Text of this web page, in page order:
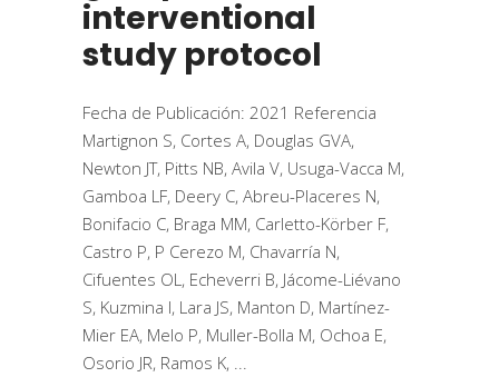
interventional
study protocol
Fecha de Publicación: 2021 Referencia
Martignon S, Cortes A, Douglas GVA,
Newton JT, Pitts NB, Avila V, Usuga-Vacca M,
Gamboa LF, Deery C, Abreu-Placeres N,
Bonifacio C, Braga MM, Carletto-Körber F,
Castro P, P Cerezo M, Chavarría N,
Cifuentes OL, Echeverri B, Jácome-Liévano
S, Kuzmina I, Lara JS, Manton D, Martínez-
Mier EA, Melo P, Muller-Bolla M, Ochoa E,
Osorio JR, Ramos K,